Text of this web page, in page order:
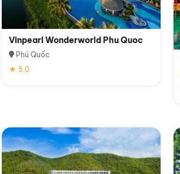
Vinpearl Wonderworld Phu Quoc
Phú Quốc
★ 5.0